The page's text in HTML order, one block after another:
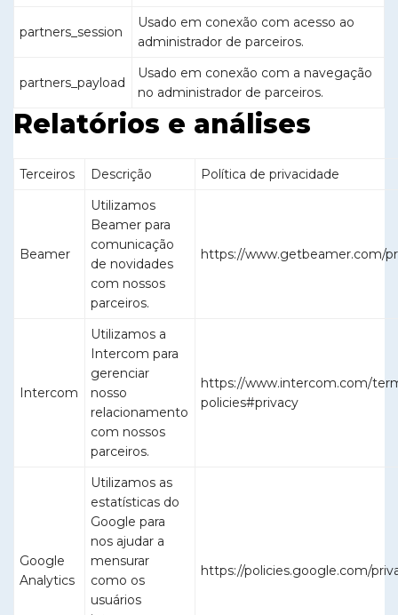
partners_session
Usado em conexão com acesso ao
administrador de parceiros.
partners_payload
Usado em conexão com a navegação
no administrador de parceiros.
Relatórios e análises
Terceiros Descrição Política de privacidade
Beamer
Utilizamos
Beamer para
comunicação
de novidades
com nossos
parceiros.
https://www.getbeamer.com/
Intercom
Utilizamos a
Intercom para
gerenciar
nosso
relacionamento
com nossos
parceiros.
https://www.intercom.com/
policies#privacy
Google
Analytics
Utilizamos as
estatísticas do
Google para
nos ajudar a
mensurar
como os
usuários
https://policies.google.com/